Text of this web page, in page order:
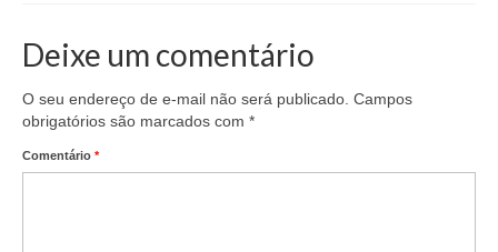
Boletos
Seja um conveniado
Deixe um comentário
O seu endereço de e-mail não será publicado. Campos
obrigatórios são marcados com *
Comentário *